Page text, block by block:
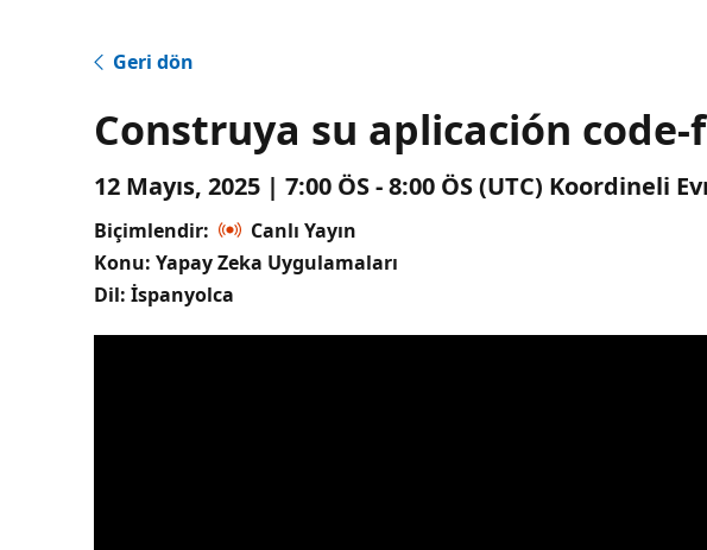
Geri dön
Construya su aplicación
12 Mayıs, 2025 | 7:00 ÖS - 8:00 ÖS (UTC) Koordineli
Biçimlendir:
Canlı Yayın
Konu: Yapay Zeka Uygulamaları
Dil: İspanyolca